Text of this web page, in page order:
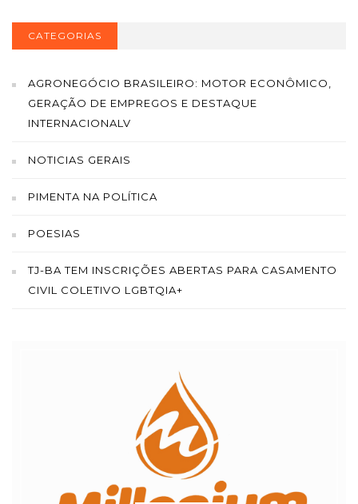
CATEGORIAS
AGRONEGÓCIO BRASILEIRO: MOTOR ECONÔMICO,
GERAÇÃO DE EMPREGOS E DESTAQUE
INTERNACIONALV
NOTICIAS GERAIS
PIMENTA NA POLÍTICA
POESIAS
TJ-BA TEM INSCRIÇÕES ABERTAS PARA CASAMENTO
CIVIL COLETIVO LGBTQIA+